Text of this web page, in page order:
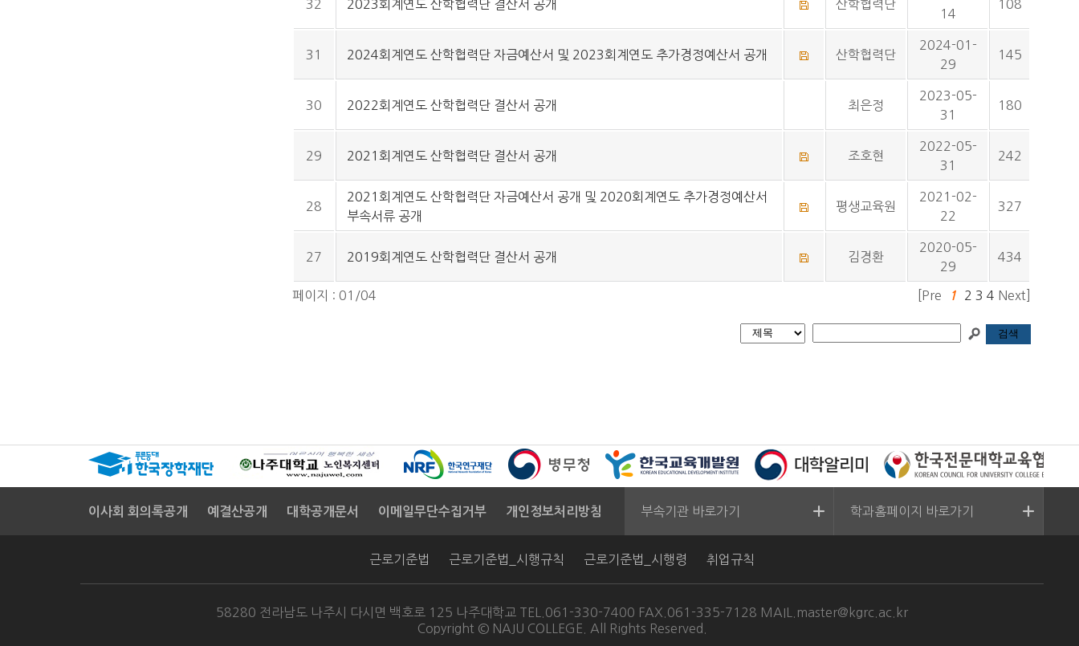
32 2023회계연도 산학협력단 결산서 공개 산학협력단
14
108
31 2024회계연도 산학협력단 자금예산서 및 2023회계연도 추가경정예산서 공개 산학협력단
2024-01-
29
145
30 2022회계연도 산학협력단 결산서 공개 최은정
2023-05-
31
180
29 2021회계연도 산학협력단 결산서 공개 조호현
2022-05-
31
242
28
2021회계연도 산학협력단 자금예산서 공개 및 2020회계연도 추가경정예산서
부속서류 공개
평생교육원
2021-02-
22
327
27 2019회계연도 산학협력단 결산서 공개 김경환
2020-05-
29
434
페이지 : 01/04 [Pre 1 2 3 4 Next]
이사회 회의록공개 예결산공개 대학공개문서 이메일무단수집거부 개인정보처리방침 학과홈페이지 바로가기
부속기관 바로가기
근로기준법 근로기준법_시행규칙 근로기준법_시행령 취업규칙
58280 전라남도 나주시 다시면 백호로 125 나주대학교 TEL. 061-330-7400 FAX.061-335-7128 MAIL.
master@kgrc.ac.kr
Copyright © NAJU COLLEGE. All Rights Reserved.